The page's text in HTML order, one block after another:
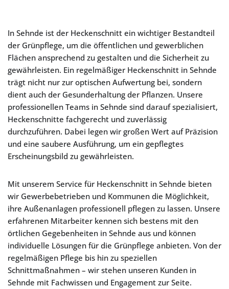
In Sehnde ist der Heckenschnitt ein wichtiger Bestandteil
der Grünpflege, um die öffentlichen und gewerblichen
Flächen ansprechend zu gestalten und die Sicherheit zu
gewährleisten. Ein regelmäßiger Heckenschnitt in Sehnde
trägt nicht nur zur optischen Aufwertung bei, sondern
dient auch der Gesunderhaltung der Pflanzen. Unsere
professionellen Teams in Sehnde sind darauf spezialisiert,
Heckenschnitte fachgerecht und zuverlässig
durchzuführen. Dabei legen wir großen Wert auf Präzision
und eine saubere Ausführung, um ein gepflegtes
Erscheinungsbild zu gewährleisten.
Mit unserem Service für Heckenschnitt in Sehnde bieten
wir Gewerbebetrieben und Kommunen die Möglichkeit,
ihre Außenanlagen professionell pflegen zu lassen. Unsere
erfahrenen Mitarbeiter kennen sich bestens mit den
örtlichen Gegebenheiten in Sehnde aus und können
individuelle Lösungen für die Grünpflege anbieten. Von der
regelmäßigen Pflege bis hin zu speziellen
Schnittmaßnahmen – wir stehen unseren Kunden in
Sehnde mit Fachwissen und Engagement zur Seite.